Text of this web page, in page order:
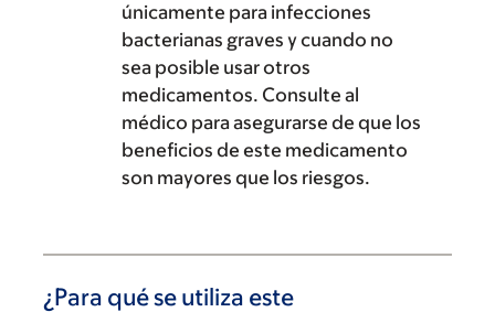
únicamente para infecciones
bacterianas graves y cuando no
sea posible usar otros
medicamentos. Consulte al
médico para asegurarse de que los
beneficios de este medicamento
son mayores que los riesgos.
¿Para qué se utiliza este